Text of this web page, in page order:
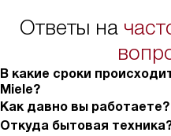
Ответы на
В какие сроки
Miele?
Как давно вы работаете?
Откуда бытовая